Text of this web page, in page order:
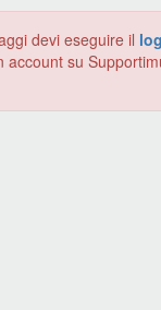
devi eseguire il
account su